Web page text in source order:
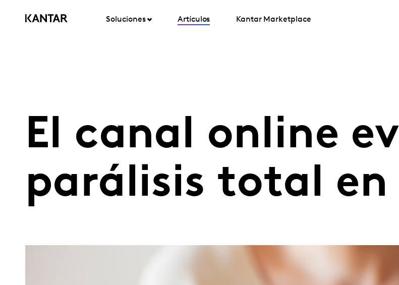
Soluciones Artículos Kantar Marketplace
El canal online
parálisis total en